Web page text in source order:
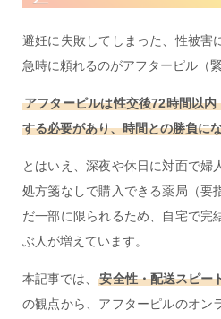
避妊に失敗してしまった、性被害
急時に頼れるのがアフターピル（
アフターピルは性交後72時間以
する必要があり、時間との勝負に
とはいえ、深夜や休日に対面で婦
処方箋なしで購入できる薬局（要
だ一部に限られるため、自宅で完
ぶ人が増えています。
本記事では、安全性・配送スピー
の観点から、アフターピルのオン